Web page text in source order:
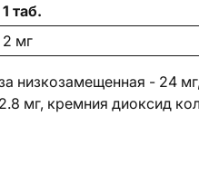
1 таб.
2 мг
низкозамещенная - 24
мг, кремния диоксид